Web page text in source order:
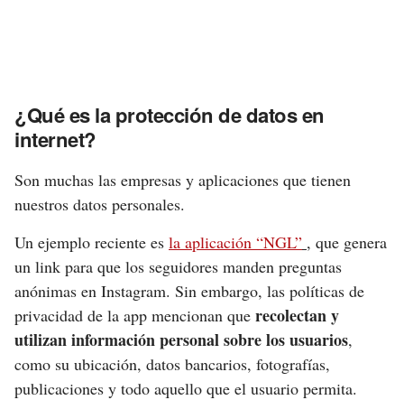
¿Qué es la protección de datos en
internet?
Son muchas las empresas y aplicaciones que tienen
nuestros datos personales.
Un ejemplo reciente es la aplicación “NGL” , que genera
un link para que los seguidores manden preguntas
anónimas en Instagram. Sin embargo, las políticas de
privacidad de la app mencionan que recolectan y
utilizan información personal sobre los usuarios,
como su ubicación, datos bancarios, fotografías,
publicaciones y todo aquello que el usuario permita.